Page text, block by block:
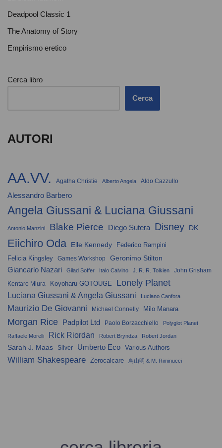
Deadpool Classic 1
The Anatomy of Story
Empirismo eretico
Cerca libro
Cerca
AUTORI
AA.VV. Agatha Christie Alberto Angela Aldo Cazzullo
Alessandro Barbero
Angela Giussani & Luciana Giussani
Antonio Manzini Blake Pierce Diego Sutera Disney DK
Eiichiro Oda Elle Kennedy Federico Rampini
Felicia Kingsley Games Workshop
Geronimo Stilton
Giancarlo Nazari
Gilad Soffer Italo Calvino J. R. R. Tolkien
John Grisham
Kentaro Miura
Koyoharu GOTOUGE Lonely Planet
Luciana Giussani & Angela Giussani Luciano Canfora
Maurizio De Giovanni Michael Connelly Milo Manara
Morgan Rice Padpilot Ltd Paolo Borzacchiello Polyglot Planet
Raffaele Morelli Rick Riordan Robert Bryndza Robert Jordan
Sarah J. Maas Silver Umberto Eco Various Authors
William Shakespeare Zerocalcare 鳥山明 & M. Riminucci